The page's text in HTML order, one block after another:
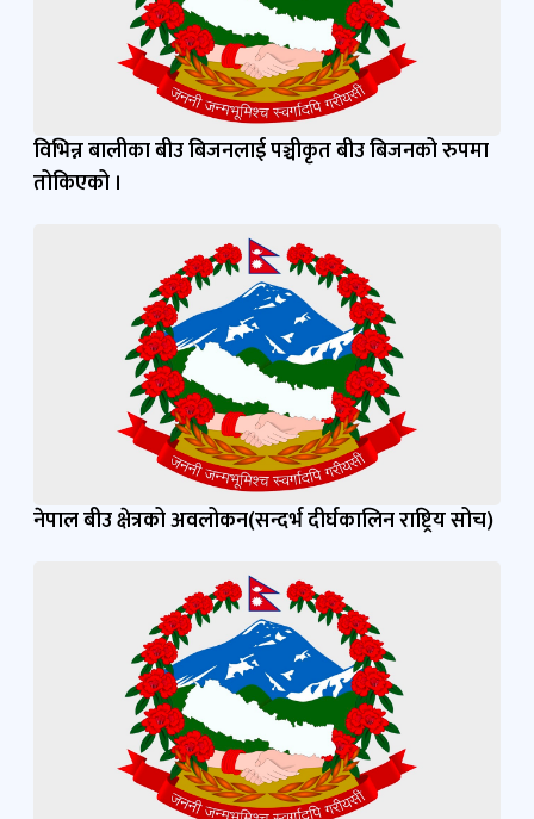
विभिन्न बालीका बीउ बिजनलाई पञ्चीकृत बीउ बिजनको रुपमा
तोकिएको ।
नेपाल बीउ क्षेत्रको अवलोकन(सन्दर्भ दीर्घकालिन राष्ट्रिय सोच)